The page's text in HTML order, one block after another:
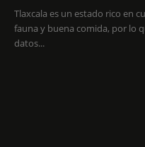
Tlaxcala es un estado rico en
fauna y buena comida, por lo
datos...